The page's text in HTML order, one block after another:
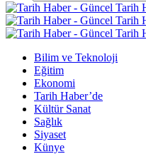
Bilim ve Teknoloji
Eğitim
Ekonomi
Tarih Haber’de
Kültür Sanat
Sağlık
Siyaset
Künye